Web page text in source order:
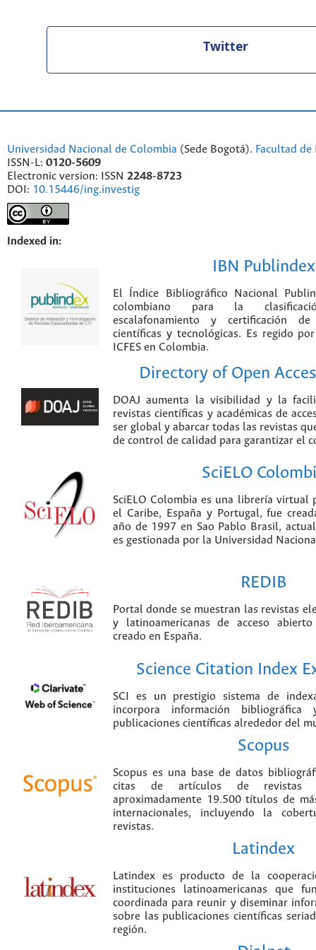
Twitter
Universidad Nacional de Colombia (Sede Bogotá). Facultad
ISSN-L: 0120-5609
Electronic version: ISSN 2248-8723
DOI: 10.15446/ing.investig
Indexed in:
IBN Publindex
El Índice Bibliográfico Nacional
colombiano para la
escalafonamiento y certificación
científicas y tecnológicas. Es regido
ICFES en Colombia.
Directory of Open
DOAJ aumenta la visibilidad y la
revistas científicas y académicas de
ser global y abarcar todas las revistas
de control de calidad para garantizar el
SciELO
SciELO Colombia es una librería virtual
el Caribe, España y Portugal, fue
año de 1997 en Sao Pablo Brasil,
es gestionada por la Universidad
REDIB
Portal donde se muestran las revistas
y latinoamericanas de acceso
creado en España.
Science Citation Index
SCI es un prestigio sistema de
incorpora información
publicaciones científicas alrededor del
Scopus
Scopus es una base de datos
citas de artículos de revistas
aproximadamente 19.500 títulos de
internacionales, incluyendo la
revistas.
Latindex
Latindex es producto de la
instituciones latinoamericanas que
coordinada para reunir y diseminar
sobre las publicaciones científicas
región.